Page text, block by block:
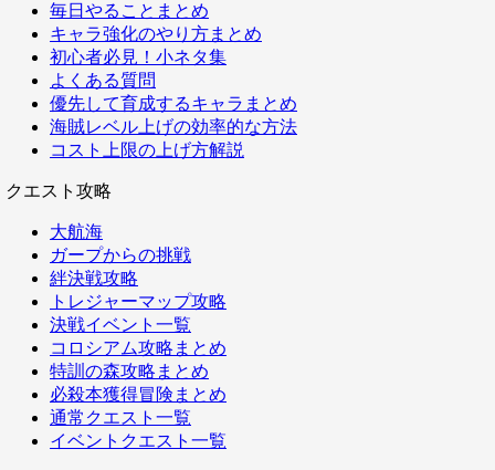
毎日やることまとめ
キャラ強化のやり方まとめ
初心者必見！小ネタ集
よくある質問
優先して育成するキャラまとめ
海賊レベル上げの効率的な方法
コスト上限の上げ方解説
クエスト攻略
大航海
ガープからの挑戦
絆決戦攻略
トレジャーマップ攻略
決戦イベント一覧
コロシアム攻略まとめ
特訓の森攻略まとめ
必殺本獲得冒険まとめ
通常クエスト一覧
イベントクエスト一覧